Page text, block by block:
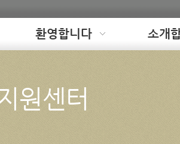
환영합니다 소개
원센터